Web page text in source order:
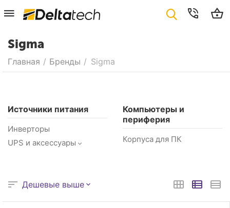
Sigma
Главная / Бренды / Sigma
Источники питания
Инверторы
UPS и аксессуары
Компьютеры и
периферия
Корпуса для ПК
Дешевые выше